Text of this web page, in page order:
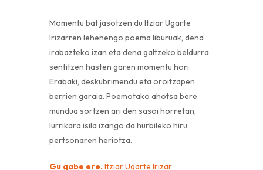
Momentu bat jasotzen du Itziar Ugarte
Irizarren lehenengo poema liburuak, dena
irabazteko izan eta dena galtzeko beldurra
sentitzen hasten garen momentu hori.
Erabaki, deskubrimendu eta oroitzapen
berrien garaia. Poemotako ahotsa bere
mundua sortzen ari den sasoi horretan,
lurrikara isila izango da hurbileko hiru
pertsonaren heriotza.
Gu gabe ere.Itziar Ugarte Irizar